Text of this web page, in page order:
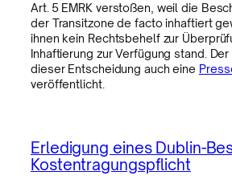
Art. 5 EMRK verstoßen, weil die
der Transitzone de facto inhaftiert
ihnen kein Rechtsbehelf zur
Inhaftierung zur Verfügung stand. Der
dieser Entscheidung auch eine
veröffentlicht.
Erledigung eines Dublin-
Kostentragungspflicht